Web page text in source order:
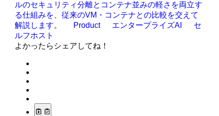
ルのセキュリティ分離とコンテナ並みの軽さを両立す
る仕組みを、従来のVM・コンテナとの比較を交えて
解説します。
Product エンタープライズAI
セ
ルフホスト
よかったらシェアしてね！